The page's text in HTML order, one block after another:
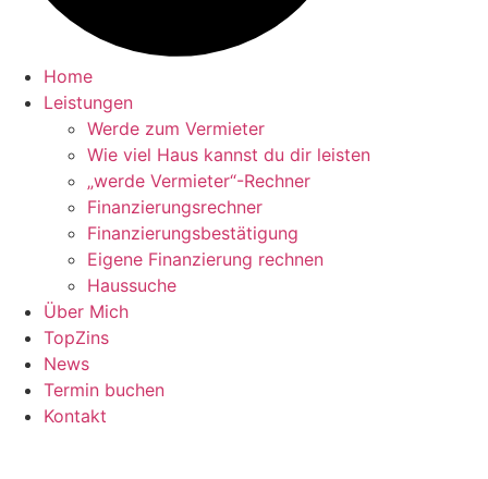
Home
Leistungen
Werde zum Vermieter
Wie viel Haus kannst du dir leisten
„werde Vermieter“-Rechner
Finanzierungsrechner
Finanzierungsbestätigung
Eigene Finanzierung rechnen
Haussuche
Über Mich
TopZins
News
Termin buchen
Kontakt